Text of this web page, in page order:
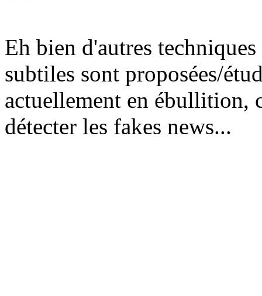
Eh bien d'autres
subtiles sont proposées/
actuellement en ébullition,
détecter les fakes news...